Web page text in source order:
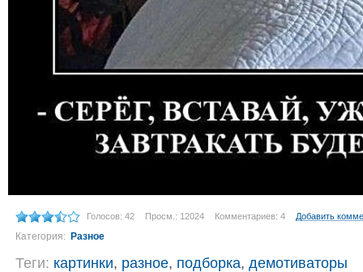
Голосов: 42 Просм.: 12024 Комментариев: 4 Добавить
Категория: Разное
Теги: картинки, разное, подборка, демотиваторы